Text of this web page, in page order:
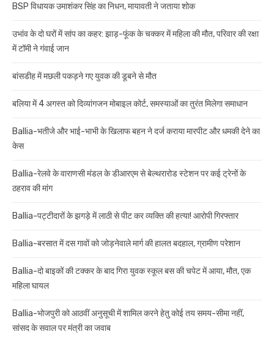
BSP विधायक उमाशंकर सिंह का निधन, मायावती ने जताया शोक
उभांव के दो घरों में सांप का कहर: झाड़-फूंक के चक्कर में महिला की मौत, परिवार की रक्षा
में टॉमी ने गंवाई जान
बांसडीह में मछली पकड़ने गए युवक की डूबने से मौत
बलिया में 4 अगस्त को दिव्यांगजन मोबाइल कोर्ट, समस्याओं का तुरंत मिलेगा समाधान
Ballia-भतीजे और भाई-भाभी के खिलाफ बहन ने दर्ज कराया मारपीट और धमकी देने का
केस
Ballia-रेलवे के वाराणसी मंडल के डीआरएम से बेल्थरारोड स्टेशन पर कई ट्रेनों के
ठहराव की मांग
Ballia-पट्टीदारों के झगड़े में लाठी से पीट कर व्यक्ति की हत्या! आरोपी गिरफ्तार
Ballia-बरसात में दस गावों को जोड़नेवाले मार्ग की हालत बदहाल, ग्रामीण परेशान
Ballia-दो बाइकों की टक्कर के बाद गिरा युवक स्कूल बस की चपेट में आया, मौत, एक
महिला घायल
Ballia-भोजपुरी को आठवीं अनुसूची में शामिल करने हेतु कोई तय समय-सीमा नहीं,
सांसद के सवाल पर मंत्री का जवाब